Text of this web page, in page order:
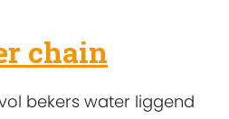
chain
bekers water liggend